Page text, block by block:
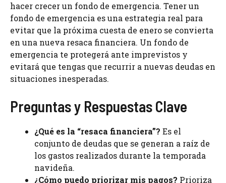
hacer crecer un fondo de emergencia. Tener un
fondo de emergencia es una estrategia real para
evitar que la próxima cuesta de enero se convierta
en una nueva resaca financiera. Un fondo de
emergencia te protegerá ante imprevistos y
evitará que tengas que recurrir a nuevas deudas en
situaciones inesperadas.
Preguntas y Respuestas Clave
¿Qué es la “resaca financiera”? Es el
conjunto de deudas que se generan a raíz de
los gastos realizados durante la temporada
navideña.
¿Cómo puedo priorizar mis pagos? Prioriza